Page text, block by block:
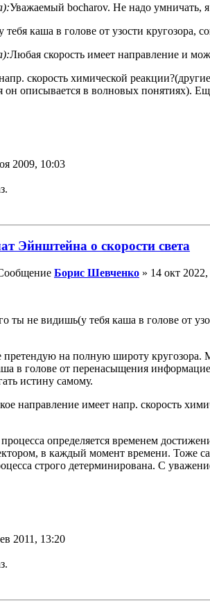
Уважаемый bocharov. Не надо умничать,
каша в голове от узости кругозора,
Любая скорость имеет направление и
скорость химической
он описывается в волновых понятиях).
2009, 10:03
Эйнштейна о скорости света
Борис Шевченко » 14 окт
ты не видишь(у тебя каша в голове от
на полную широту кругозора.
в голове от перенасыщения
истину самому.
направление имеет напр. скорость
определяется временем
в каждый момент времени. Тоже
строго детерминирована. С
2011, 13:20